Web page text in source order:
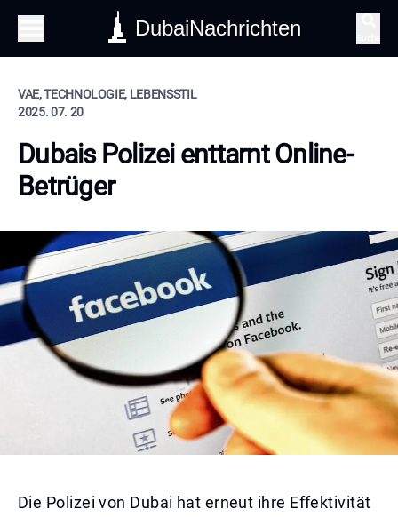
DubaiNachrichten
VAE, TECHNOLOGIE, LEBENSSTIL
2025. 07. 20
Dubais Polizei enttarnt Online-
Betrüger
Die Polizei von Dubai hat erneut ihre Effektivität